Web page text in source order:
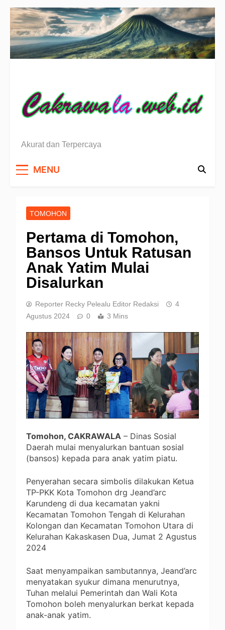
Skip
to
content
Berita Sulawesi Utara
Akurat dan Terpercaya
MENU
TOMOHON
Pertama di Tomohon,
Bansos Untuk Ratusan
Anak Yatim Mulai
Disalurkan
Reporter Recky Pelealu Editor Redaksi
4
Agustus 2024
0 3 Mins
Tomohon, CAKRAWALA – Dinas Sosial
Daerah mulai menyalurkan bantuan sosial
(bansos) kepada para anak yatim piatu.
Penyerahan secara simbolis dilakukan Ketua
TP-PKK Kota Tomohon drg Jeand’arc
Karundeng di dua kecamatan yakni
Kecamatan Tomohon Tengah di Kelurahan
Kolongan dan Kecamatan Tomohon Utara di
Kelurahan Kakaskasen Dua, Jumat 2 Agustus
2024
Saat menyampaikan sambutannya, Jeand’arc
menyatakan syukur dimana menurutnya,
Tuhan melalui Pemerintah dan Wali Kota
Tomohon boleh menyalurkan berkat kepada
anak-anak yatim.